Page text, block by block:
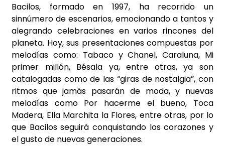
Bacilos, formado en 1997, ha recorrido un
sinnúmero de escenarios, emocionando a tantos y
alegrando celebraciones en varios rincones del
planeta. Hoy, sus presentaciones compuestas por
melodías como: Tabaco y Chanel, Caraluna, Mi
primer millón, Bésala ya, entre otras, ya son
catalogadas como de las “giras de nostalgia”, con
ritmos que jamás pasarán de moda, y nuevas
melodías como Por hacerme el bueno, Toca
Madera, Ella Marchita la Flores, entre otras, por lo
que Bacilos seguirá conquistando los corazones y
el gusto de nuevas generaciones.